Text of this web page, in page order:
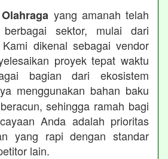
yang amanah telah
sektor, mulai dari
dikenal sebagai vendor
proyek tepat waktu
bagian dari ekosistem
menggunakan bahan baku
sehingga ramah bagi
Anda adalah prioritas
yang rapi dengan standar
lain.